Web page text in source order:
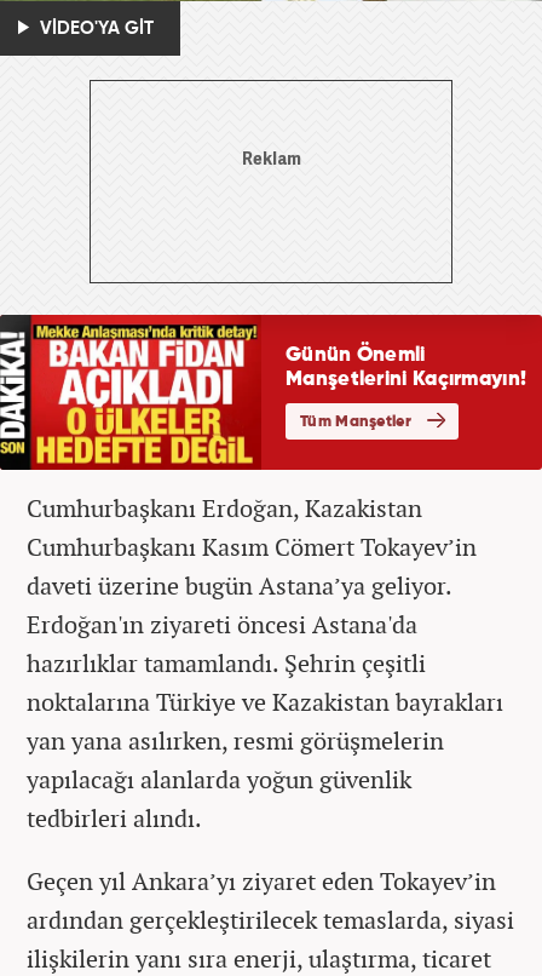
VİDEO'YA GİT
Cumhurbaşkanı Erdoğan, Kazakistan
Cumhurbaşkanı Kasım Cömert Tokayev’in
daveti üzerine bugün Astana’ya geliyor.
Erdoğan'ın ziyareti öncesi Astana'da
hazırlıklar tamamlandı. Şehrin çeşitli
noktalarına Türkiye ve Kazakistan bayrakları
yan yana asılırken, resmi görüşmelerin
yapılacağı alanlarda yoğun güvenlik
tedbirleri alındı.
Geçen yıl Ankara’yı ziyaret eden Tokayev’in
ardından gerçekleştirilecek temaslarda, siyasi
ilişkilerin yanı sıra enerji, ulaştırma, ticaret